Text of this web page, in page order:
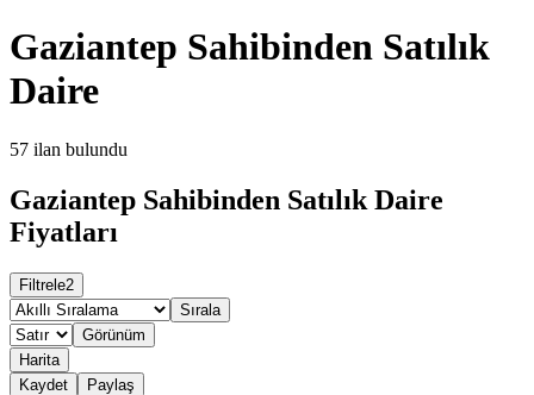
Gaziantep Sahibinden Satılık
Daire
57 ilan bulundu
Gaziantep Sahibinden Satılık Daire
Fiyatları
Filtrele2
Sırala
Görünüm
Harita
Kaydet
Paylaş